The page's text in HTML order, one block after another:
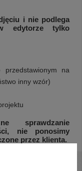
i nie podlega
edytorze tylko
na
inny wzór)
sprawdzanie
nie ponosimy
przez klienta.